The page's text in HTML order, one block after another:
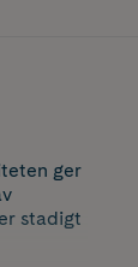
ger
stadigt